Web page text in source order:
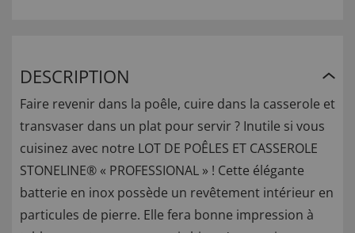
DESCRIPTION
Faire revenir dans la poêle, cuire dans la casserole et
transvaser dans un plat pour servir ? Inutile si vous
cuisinez avec notre LOT DE POÊLES ET CASSEROLE
STONELINE® « PROFESSIONAL » ! Cette élégante
batterie en inox possède un revêtement intérieur en
particules de pierre. Elle fera bonne impression à